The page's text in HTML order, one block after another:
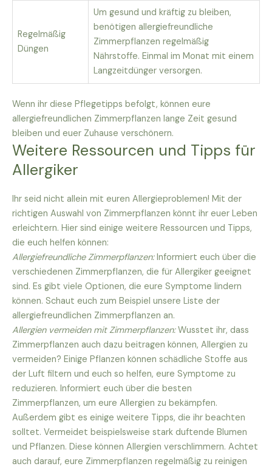
Regelmäßig
Düngen
Um gesund und kräftig zu bleiben,
benötigen allergiefreundliche
Zimmerpflanzen regelmäßig
Nährstoffe. Einmal im Monat mit einem
Langzeitdünger versorgen.
Wenn ihr diese Pflegetipps befolgt, können eure
allergiefreundlichen Zimmerpflanzen lange Zeit gesund
bleiben und euer Zuhause verschönern.
Weitere Ressourcen und Tipps für
Allergiker
Ihr seid nicht allein mit euren Allergieproblemen! Mit der
richtigen Auswahl von Zimmerpflanzen könnt ihr euer Leben
erleichtern. Hier sind einige weitere Ressourcen und Tipps,
die euch helfen können:
Allergiefreundliche Zimmerpflanzen:Informiert euch über die
verschiedenen Zimmerpflanzen, die für Allergiker geeignet
sind. Es gibt viele Optionen, die eure Symptome lindern
können. Schaut euch zum Beispiel unsere Liste der
allergiefreundlichen Zimmerpflanzen an.
Allergien vermeiden mit Zimmerpflanzen:Wusstet ihr, dass
Zimmerpflanzen auch dazu beitragen können, Allergien zu
vermeiden? Einige Pflanzen können schädliche Stoffe aus
der Luft filtern und euch so helfen, eure Symptome zu
reduzieren. Informiert euch über die besten
Zimmerpflanzen, um eure Allergien zu bekämpfen.
Außerdem gibt es einige weitere Tipps, die ihr beachten
solltet. Vermeidet beispielsweise stark duftende Blumen
und Pflanzen. Diese können Allergien verschlimmern. Achtet
auch darauf, eure Zimmerpflanzen regelmäßig zu reinigen